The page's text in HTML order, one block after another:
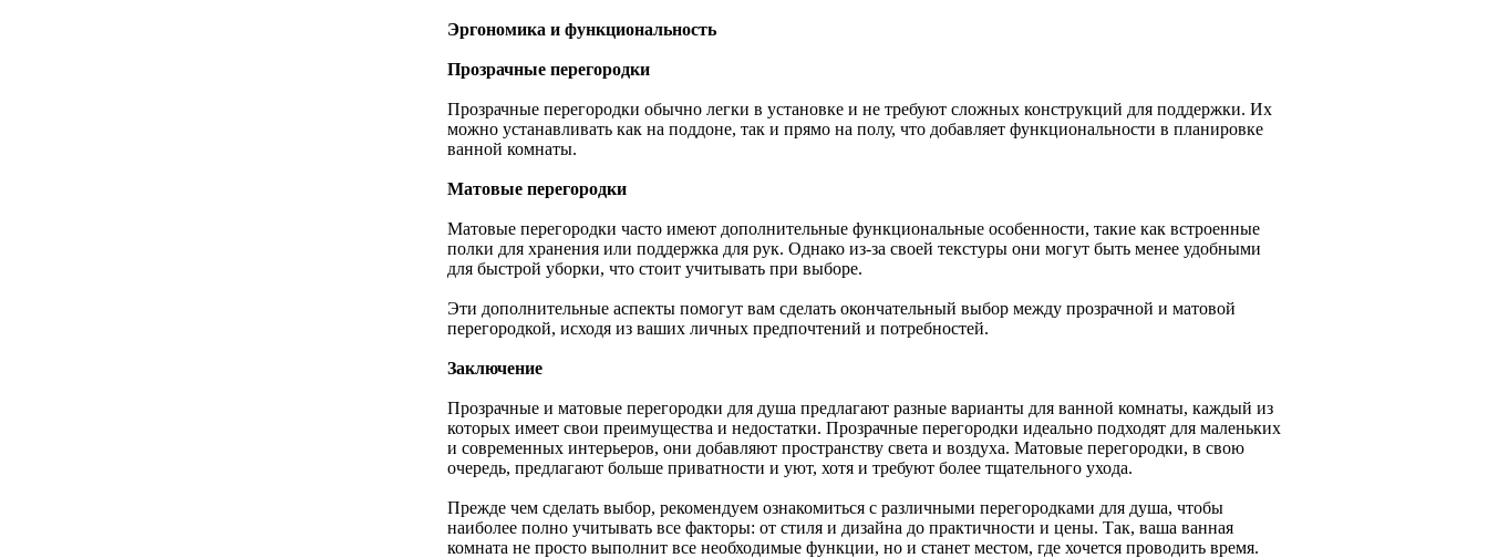
Эргономика и функциональность
Прозрачные перегородки
Прозрачные перегородки обычно легки в установке и не требуют сложных конструкций для поддержки. Их
можно устанавливать как на поддоне, так и прямо на полу, что добавляет функциональности в планировке
ванной комнаты.
Матовые перегородки
Матовые перегородки часто имеют дополнительные функциональные особенности, такие как встроенные
полки для хранения или поддержка для рук. Однако из-за своей текстуры они могут быть менее удобными
для быстрой уборки, что стоит учитывать при выборе.
Эти дополнительные аспекты помогут вам сделать окончательный выбор между прозрачной и матовой
перегородкой, исходя из ваших личных предпочтений и потребностей.
Заключение
Прозрачные и матовые перегородки для душа предлагают разные варианты для ванной комнаты, каждый из
которых имеет свои преимущества и недостатки. Прозрачные перегородки идеально подходят для маленьких
и современных интерьеров, они добавляют пространству света и воздуха. Матовые перегородки, в свою
очередь, предлагают больше приватности и уют, хотя и требуют более тщательного ухода.
Прежде чем сделать выбор, рекомендуем ознакомиться с различными перегородками для душа, чтобы
наиболее полно учитывать все факторы: от стиля и дизайна до практичности и цены. Так, ваша ванная
комната не просто выполнит все необходимые функции, но и станет местом, где хочется проводить время.